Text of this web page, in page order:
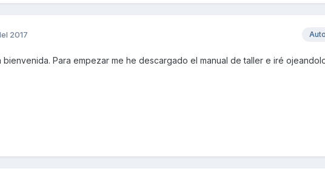
2017
bienvenida. Para empezar me he descargado el manual de taller e iré